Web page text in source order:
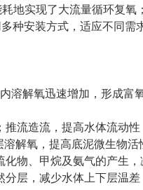
地实现了大流量循环复氧；
种安装方式，适应不同需
溶解氧迅速增加，形成富
流造流，提高水体流动性
解氧，提高底泥微生物
物、甲烷及氨气的产生
分层，减少水体 上下层温